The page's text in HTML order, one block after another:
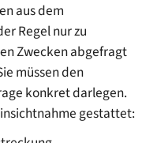
aus dem
Regel nur zu
Zwecken abgefragt
müssen den
konkret darlegen.
gestattet: